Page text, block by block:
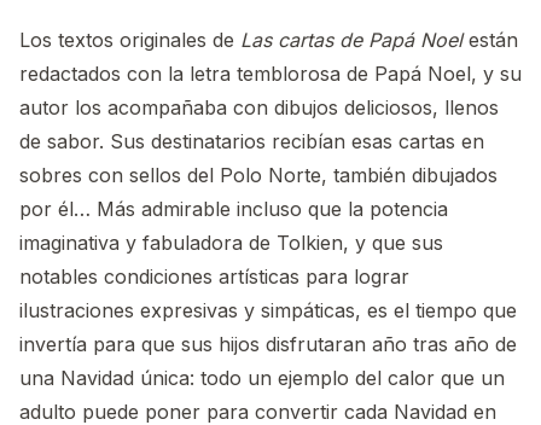
Los textos originales de Las cartas de Papá Noelestán
redactados con la letra temblorosa de Papá Noel, y su
autor los acompañaba con dibujos deliciosos, llenos
de sabor. Sus destinatarios recibían esas cartas en
sobres con sellos del Polo Norte, también dibujados
por él… Más admirable incluso que la potencia
imaginativa y fabuladora de Tolkien, y que sus
notables condiciones artísticas para lograr
ilustraciones expresivas y simpáticas, es el tiempo que
invertía para que sus hijos disfrutaran año tras año de
una Navidad única: todo un ejemplo del calor que un
adulto puede poner para convertir cada Navidad en